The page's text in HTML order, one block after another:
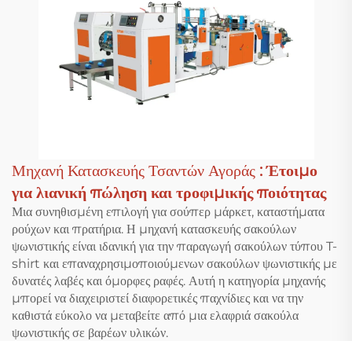
Μηχανή Κατασκευής Τσαντών Αγοράς : Έτοιμο
για λιανική πώληση και τροφιμικής ποιότητας
Μια συνηθισμένη επιλογή για σούπερ μάρκετ, καταστήματα
ρούχων και πρατήρια. Η μηχανή κατασκευής σακούλων
ψωνιστικής είναι ιδανική για την παραγωγή σακούλων τύπου T-
shirt και επαναχρησιμοποιούμενων σακούλων ψωνιστικής με
δυνατές λαβές και όμορφες ραφές. Αυτή η κατηγορία μηχανής
μπορεί να διαχειριστεί διαφορετικές παχνίδιες και να την
καθιστά εύκολο να μεταβείτε από μια ελαφριά σακούλα
ψωνιστικής σε βαρέων υλικών.